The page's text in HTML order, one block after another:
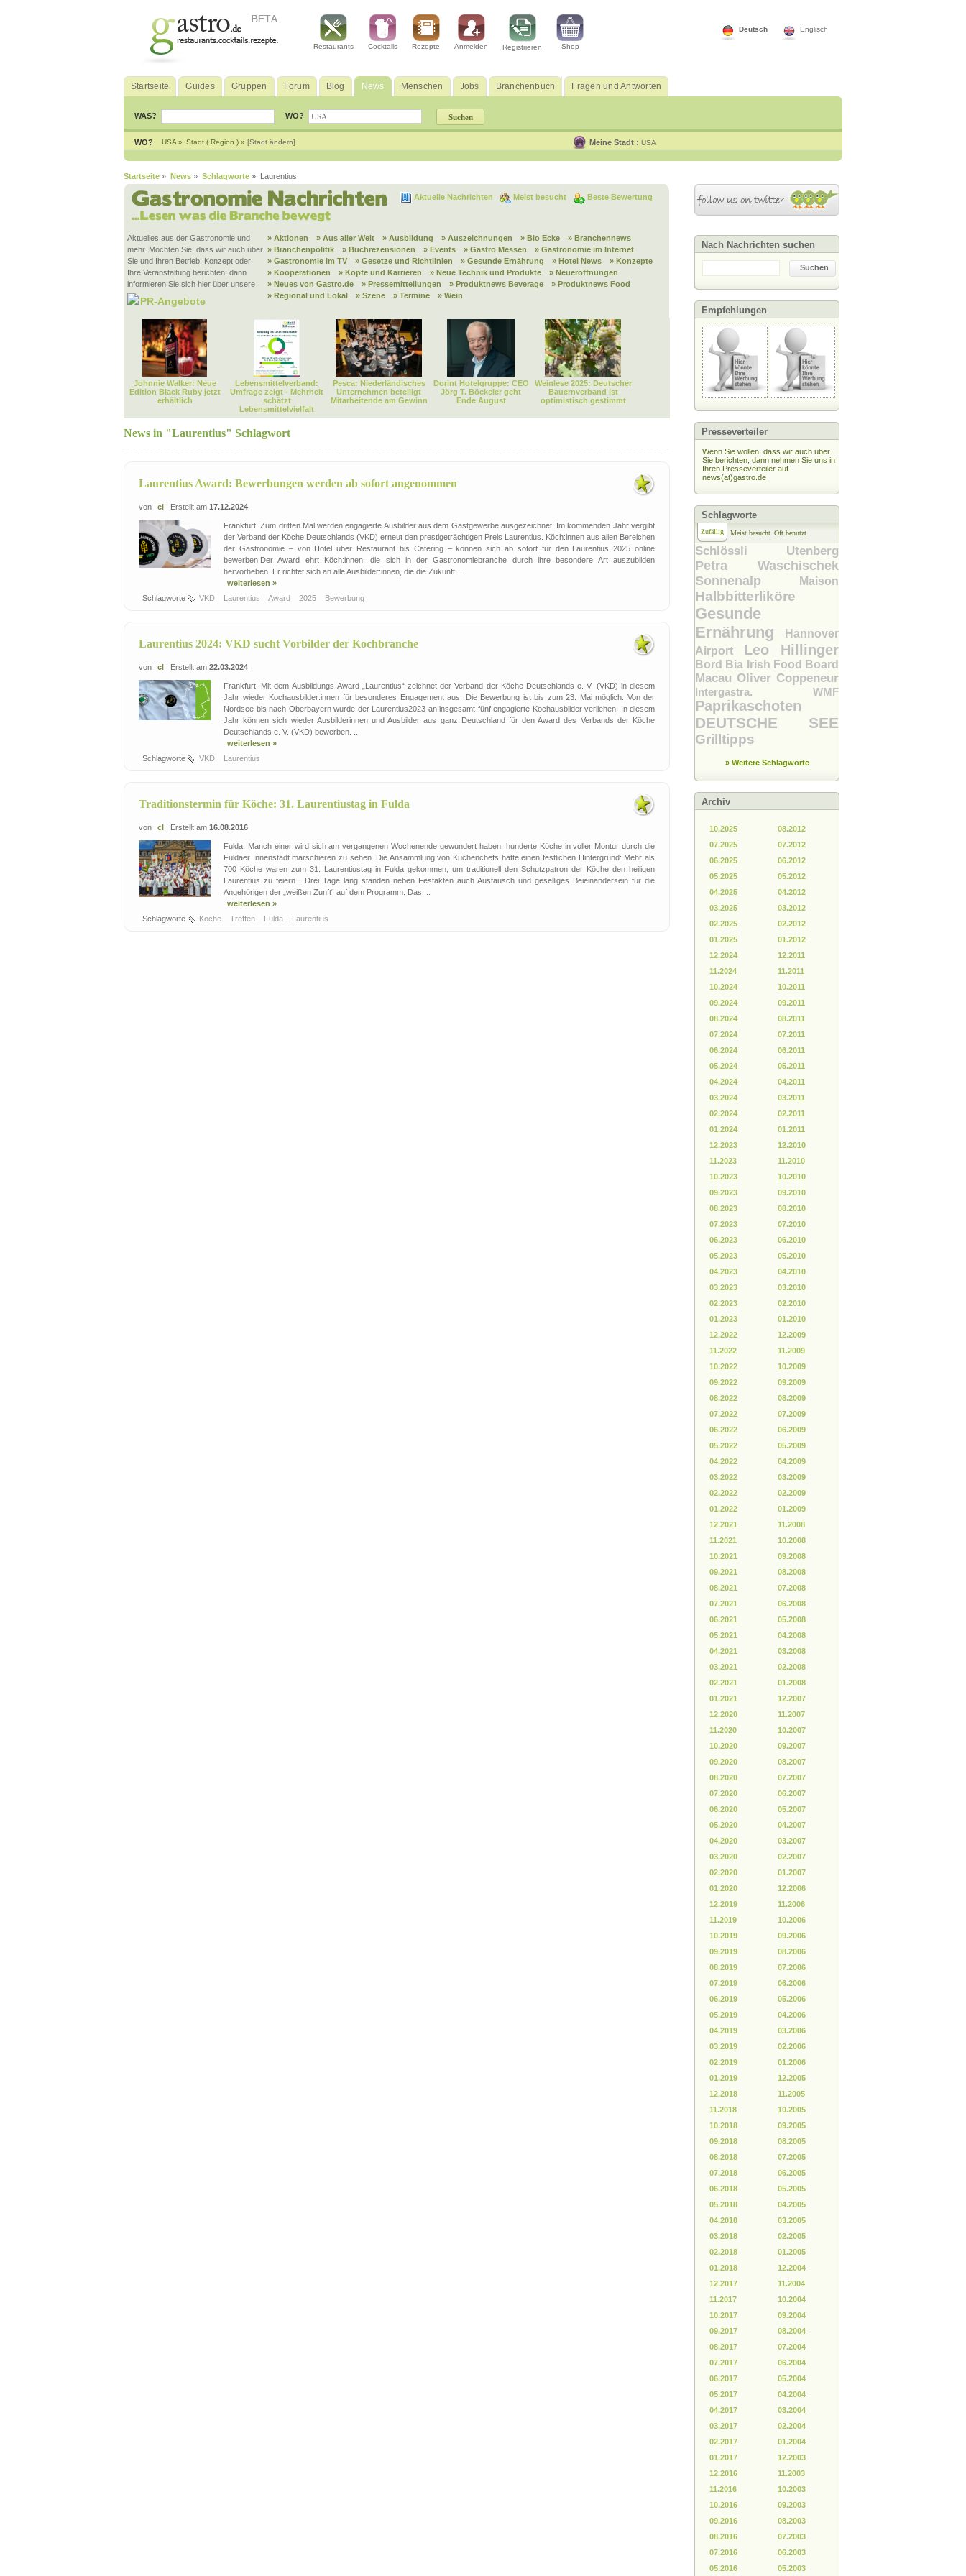
Englisch
Deutsch
Restaurants Cocktails Rezepte Anmelden Registrieren Shop
Startseite Guides Gruppen Forum Blog News Menschen Jobs Branchenbuch Fragen und Antworten
WAS? WO?
WO? USA » Stadt ( Region ) » [Stadt ändern] Meine Stadt : USA
Startseite » News » Schlagworte » Laurentius
Aktuelle Nachrichten Meist besucht Beste Bewertung
Aktuelles aus der Gastronomie und
mehr. Möchten Sie, dass wir auch über
Sie und Ihren Betrieb, Konzept oder
Ihre Veranstaltung berichten, dann
informieren Sie sich hier über unsere
PR-Angebote
» Aktionen » Aus aller Welt » Ausbildung » Auszeichnungen » Bio Ecke
» Branchennews
» Branchenpolitik
» Buchrezensionen » Events » Gastro Messen
» Gastronomie im Internet
» Gastronomie im TV
» Gesetze und Richtlinien » Gesunde Ernährung » Hotel News
» Konzepte
» Kooperationen
» Köpfe und Karrieren » Neue Technik und Produkte
» Neueröffnungen
» Neues von Gastro.de
» Pressemitteilungen » Produktnews Beverage
» Produktnews Food
» Regional und Lokal
» Szene » Termine » Wein
Johnnie Walker: Neue
Edition Black Ruby jetzt
erhältlich
Lebensmittelverband:
Umfrage zeigt - Mehrheit
schätzt
Lebensmittelvielfalt
Pesca: Niederländisches
Unternehmen beteiligt
Mitarbeitende am Gewinn
Dorint Hotelgruppe: CEO
Jörg T. Böckeler geht
Ende August
Weinlese 2025: Deutscher
Bauernverband ist
optimistisch gestimmt
News in "Laurentius" Schlagwort
Laurentius Award: Bewerbungen werden ab sofort angenommen
von cl Erstellt am 17.12.2024
Frankfurt. Zum dritten Mal werden engagierte Ausbilder aus dem Gastgewerbe ausgezeichnet: Im kommenden Jahr vergibt
der Verband der Köche Deutschlands (VKD) erneut den prestigeträchtigen Preis Laurentius. Köch:innen aus allen Bereichen
der Gastronomie – von Hotel über Restaurant bis Catering – können sich ab sofort für den Laurentius 2025 online
bewerben.Der Award ehrt Köch:innen, die sich in der Gastronomiebranche durch ihre besondere Art auszubilden
hervorheben. Er richtet sich an alle Ausbilder:innen, die die Zukunft ...
weiterlesen »
Schlagworte
VKD Laurentius Award 2025 Bewerbung
Laurentius 2024: VKD sucht Vorbilder der Kochbranche
von cl Erstellt am 22.03.2024
Frankfurt. Mit dem Ausbildungs-Award „Laurentius“ zeichnet der Verband der Köche Deutschlands e. V. (VKD) in diesem
Jahr wieder Kochausbilder:innen für besonderes Engagement aus. Die Bewerbung ist bis zum 23. Mai möglich. Von der
Nordsee bis nach Oberbayern wurde der Laurentius2023 an insgesamt fünf engagierte Kochausbilder verliehen. In diesem
Jahr können sich wieder Ausbilderinnen und Ausbilder aus ganz Deutschland für den Award des Verbands der Köche
Deutschlands e. V. (VKD) bewerben. ...
weiterlesen »
Schlagworte
VKD Laurentius
Traditionstermin für Köche: 31. Laurentiustag in Fulda
von cl Erstellt am 16.08.2016
Fulda. Manch einer wird sich am vergangenen Wochenende gewundert haben, hunderte Köche in voller Montur durch die
Fuldaer Innenstadt marschieren zu sehen. Die Ansammlung von Küchenchefs hatte einen festlichen Hintergrund: Mehr als
700 Köche waren zum 31. Laurentiustag in Fulda gekommen, um traditionell den Schutzpatron der Köche den heiligen
Laurentius zu feiern . Drei Tage lang standen neben Festakten auch Austausch und geselliges Beieinandersein für die
Angehörigen der „weißen Zunft“ auf dem Programm. Das ...
weiterlesen »
Schlagworte
Köche Treffen Fulda Laurentius
Nach Nachrichten suchen
Suchen
Empfehlungen
Presseverteiler
Wenn Sie wollen, dass wir auch über
Sie berichten, dann nehmen Sie uns in
Ihren Presseverteiler auf.
news(at)gastro.de
Schlagworte
Zufällig Meist besucht Oft benutzt
Schlössli Utenberg
Petra Waschischek
Sonnenalp
Maison
Halbbitterliköre
Gesunde
Ernährung
Hannover
Airport Leo Hillinger
Bord Bia Irish Food Board
Macau Oliver Coppeneur
Intergastra. WMF
Paprikaschoten
DEUTSCHE SEE
Grilltipps
» Weitere Schlagworte
Archiv
10.2025
07.2025
06.2025
05.2025
04.2025
03.2025
02.2025
01.2025
12.2024
11.2024
10.2024
09.2024
08.2024
07.2024
06.2024
05.2024
04.2024
03.2024
02.2024
01.2024
12.2023
11.2023
10.2023
09.2023
08.2023
07.2023
06.2023
05.2023
04.2023
03.2023
02.2023
01.2023
12.2022
11.2022
10.2022
09.2022
08.2022
07.2022
06.2022
05.2022
04.2022
03.2022
02.2022
01.2022
12.2021
11.2021
10.2021
09.2021
08.2021
07.2021
06.2021
05.2021
04.2021
03.2021
02.2021
01.2021
12.2020
11.2020
10.2020
09.2020
08.2020
07.2020
06.2020
05.2020
04.2020
03.2020
02.2020
01.2020
12.2019
11.2019
10.2019
09.2019
08.2019
07.2019
06.2019
05.2019
04.2019
03.2019
02.2019
01.2019
12.2018
11.2018
10.2018
09.2018
08.2018
07.2018
06.2018
05.2018
04.2018
03.2018
02.2018
01.2018
12.2017
11.2017
10.2017
09.2017
08.2017
07.2017
06.2017
05.2017
04.2017
03.2017
02.2017
01.2017
12.2016
11.2016
10.2016
09.2016
08.2016
07.2016
05.2016
08.2012
07.2012
06.2012
05.2012
04.2012
03.2012
02.2012
01.2012
12.2011
11.2011
10.2011
09.2011
08.2011
07.2011
06.2011
05.2011
04.2011
03.2011
02.2011
01.2011
12.2010
11.2010
10.2010
09.2010
08.2010
07.2010
06.2010
05.2010
04.2010
03.2010
02.2010
01.2010
12.2009
11.2009
10.2009
09.2009
08.2009
07.2009
06.2009
05.2009
04.2009
03.2009
02.2009
01.2009
11.2008
10.2008
09.2008
08.2008
07.2008
06.2008
05.2008
04.2008
03.2008
02.2008
01.2008
12.2007
11.2007
10.2007
09.2007
08.2007
07.2007
06.2007
05.2007
04.2007
03.2007
02.2007
01.2007
12.2006
11.2006
10.2006
09.2006
08.2006
07.2006
06.2006
05.2006
04.2006
03.2006
02.2006
01.2006
12.2005
11.2005
10.2005
09.2005
08.2005
07.2005
06.2005
05.2005
04.2005
03.2005
02.2005
01.2005
12.2004
11.2004
10.2004
09.2004
08.2004
07.2004
06.2004
05.2004
04.2004
03.2004
02.2004
01.2004
12.2003
11.2003
10.2003
09.2003
08.2003
07.2003
06.2003
05.2003